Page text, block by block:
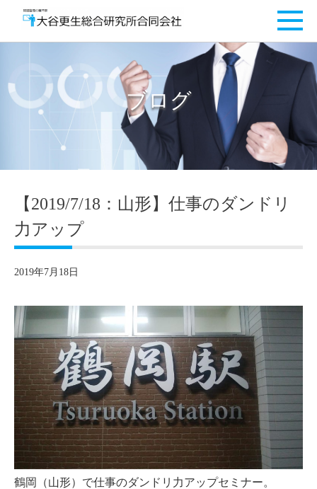
ブログ
【2019/7/18：山形】仕事のダンドリ
力アップ
2019年7月18日
鶴岡（山形）で仕事のダンドリ力アップセミナー。